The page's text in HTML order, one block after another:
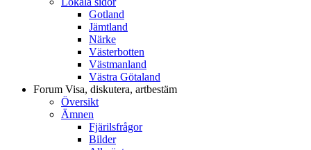
Gotland
Jämtland
Närke
Västerbotten
Västmanland
Västra Götaland
Forum Visa, diskutera, artbestäm
Översikt
Ämnen
Fjärilsfrågor
Bilder